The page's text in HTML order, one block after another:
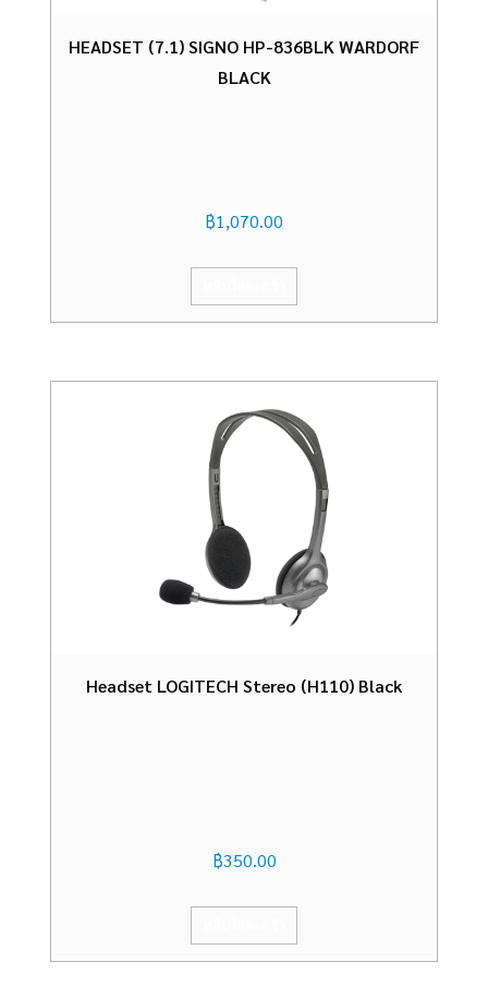
HEADSET (7.1) SIGNO HP-836BLK WARDORF
BLACK
฿1,070.00
Headset LOGITECH Stereo (H110) Black
฿350.00